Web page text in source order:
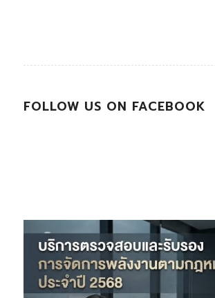
FOLLOW US ON FACEBOOK